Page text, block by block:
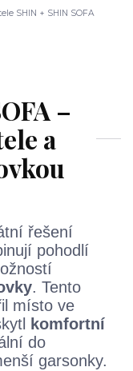
SHIN + SHIN SOFA
–
a
řešení
pohodlí
. Tento
místo ve
komfortní
do
garsonky.